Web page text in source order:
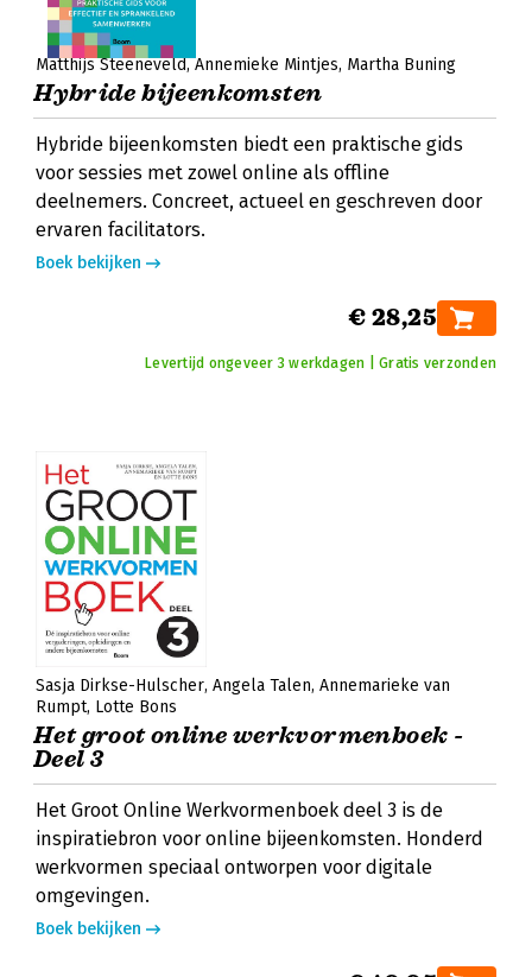
Matthijs Steeneveld Annemieke Mintjes Martha Buning
Hybride bijeenkomsten
Hybride bijeenkomsten biedt een praktische gids
voor sessies met zowel online als offline
deelnemers. Concreet, actueel en geschreven door
ervaren facilitators.
Boek bekijken
€ 28,25
Levertijd ongeveer 3 werkdagen | Gratis verzonden
Sasja Dirkse-Hulscher Angela Talen Annemarieke van
Rumpt Lotte Bons
Het groot online werkvormenboek -
Deel 3
Het Groot Online Werkvormenboek deel 3 is de
inspiratiebron voor online bijeenkomsten. Honderd
werkvormen speciaal ontworpen voor digitale
omgevingen.
Boek bekijken